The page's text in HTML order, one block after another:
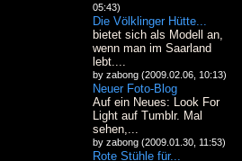
05:43)
Die Völklinger Hütte...
bietet sich als Modell an,
wenn man im Saarland
lebt....
by zabong (2009.02.06, 10:13)
Neuer Foto-Blog
Auf ein Neues: Look For
Light auf Tumblr. Mal
sehen,...
by zabong (2009.01.30, 11:53)
Rote Stühle für...